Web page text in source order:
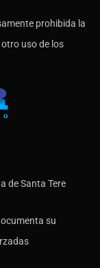
prohibida la
uso de los
de Santa Tere
su